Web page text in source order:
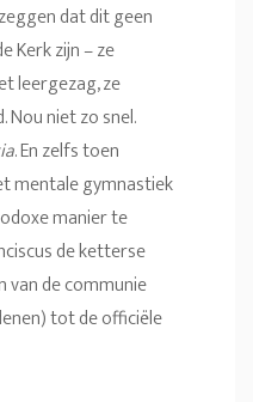
dat dit geen
Kerk zijn – ze
leergezag, ze
Nou niet zo snel.
. En zelfs toen
mentale gymnastiek
manier te
de ketterse
de communie
tot de officiële